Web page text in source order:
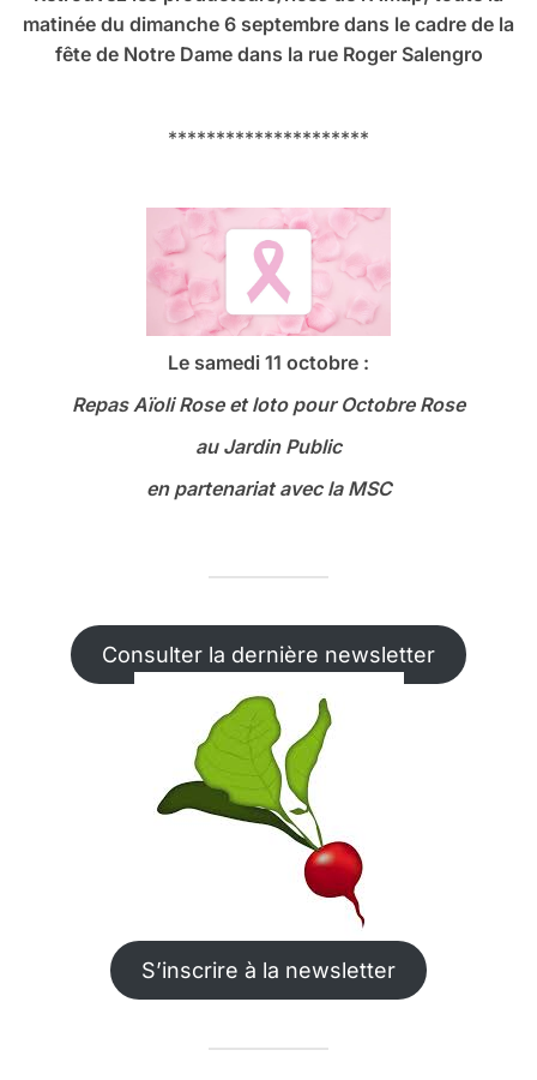
matinée du dimanche 6 septembre dans le cadre de la
fête de Notre Dame dans la rue Roger Salengro
*********************
Le samedi 11 octobre :
Repas Aïoli Rose et loto pour Octobre Rose
au Jardin Public
en partenariat avec la MSC
Consulter la dernière newsletter
S’inscrire à la newsletter